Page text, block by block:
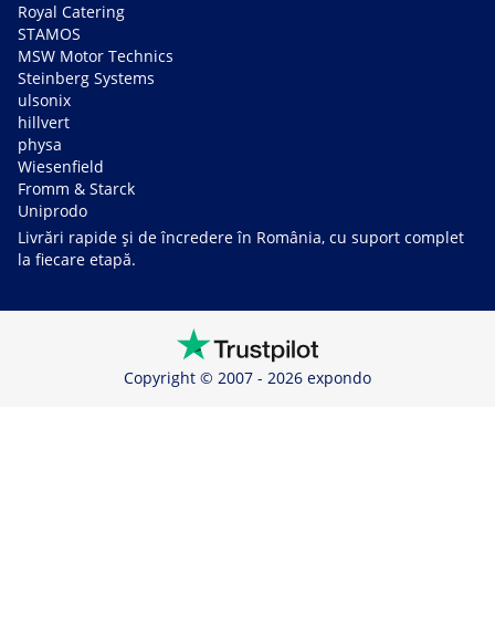
Royal Catering
STAMOS
MSW Motor Technics
Steinberg Systems
ulsonix
hillvert
physa
Wiesenfield
Fromm & Starck
Uniprodo
Livrări rapide și de încredere în România, cu suport complet
la fiecare etapă.
Copyright © 2007 - 2026 expondo